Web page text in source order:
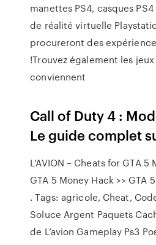
manettes PS4, casques
de réalité virtuelle
procureront des
!Trouvez également les
conviennent
Call of Duty 4 :
Le guide complet
L’AVION – Cheats for GTA
GTA 5 Money Hack >> GTA
. Tags: agricole, Cheat,
Soluce Argent Paquets
de L’avion Gameplay Ps3